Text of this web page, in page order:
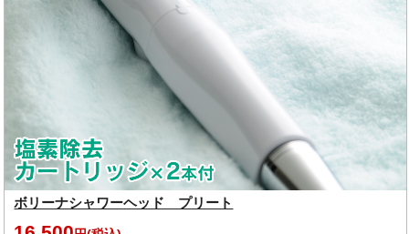
ボリーナシャワーヘッド プリート